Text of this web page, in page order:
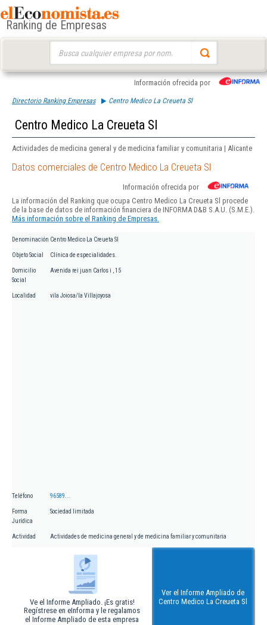
Ranking de Empresas
Información ofrecida por
Directorio Ranking Empresas Centro Medico La Creueta Sl
Centro Medico La Creueta Sl
Actividades de medicina general y de medicina familiar y comunitaria | Alicante
Datos comerciales de Centro Medico La Creueta Sl
Información ofrecida por
La información del Ranking que ocupa Centro Medico La Creueta Sl procede
de la base de datos de información financiera de INFORMA D&B S.A.U. (S.M.E.).
Más información sobre el Ranking de Empresas.
Denominación Centro Medico La Creueta Sl
Objeto Social Clínica de especialidades.
Domicilio
Social
Avenida rei juan Carlos i , 15
Localidad vila Joiosa/la Villajoyosa
Teléfono 96589...
Forma
Jurídica
Sociedad limitada
Actividad Actividades de medicina general y de medicina familiar y comunitaria
Ve el Informe Ampliado. ¡Es gratis!
Regístrese en eInforma y le regalamos
el Informe Ampliado de esta empresa
Ver el Informe Ampliado de
Centro Medico La Creueta Sl